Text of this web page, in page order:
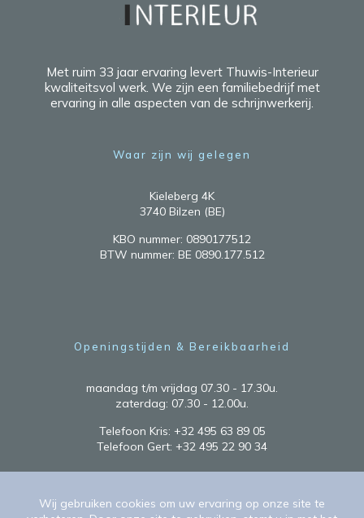
Met ruim 33 jaar ervaring levert Thuwis-Interieur
kwaliteitsvol werk. We zijn een familiebedrijf met
ervaring in alle aspecten van de schrijnwerkerij.
Waar zijn wij gelegen
Kieleberg 4K
3740 Bilzen (BE)
KBO nummer: 0890177512
BTW nummer: BE 0890.177.512
Openingstijden & Bereikbaarheid
maandag t/m vrijdag 07.30 - 17.30u.
zaterdag: 07.30 - 12.00u.
Telefoon Kris: +32 495 63 89 05
Telefoon Gert: +32 495 22 90 34